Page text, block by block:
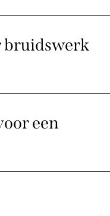
bruidswerk
een